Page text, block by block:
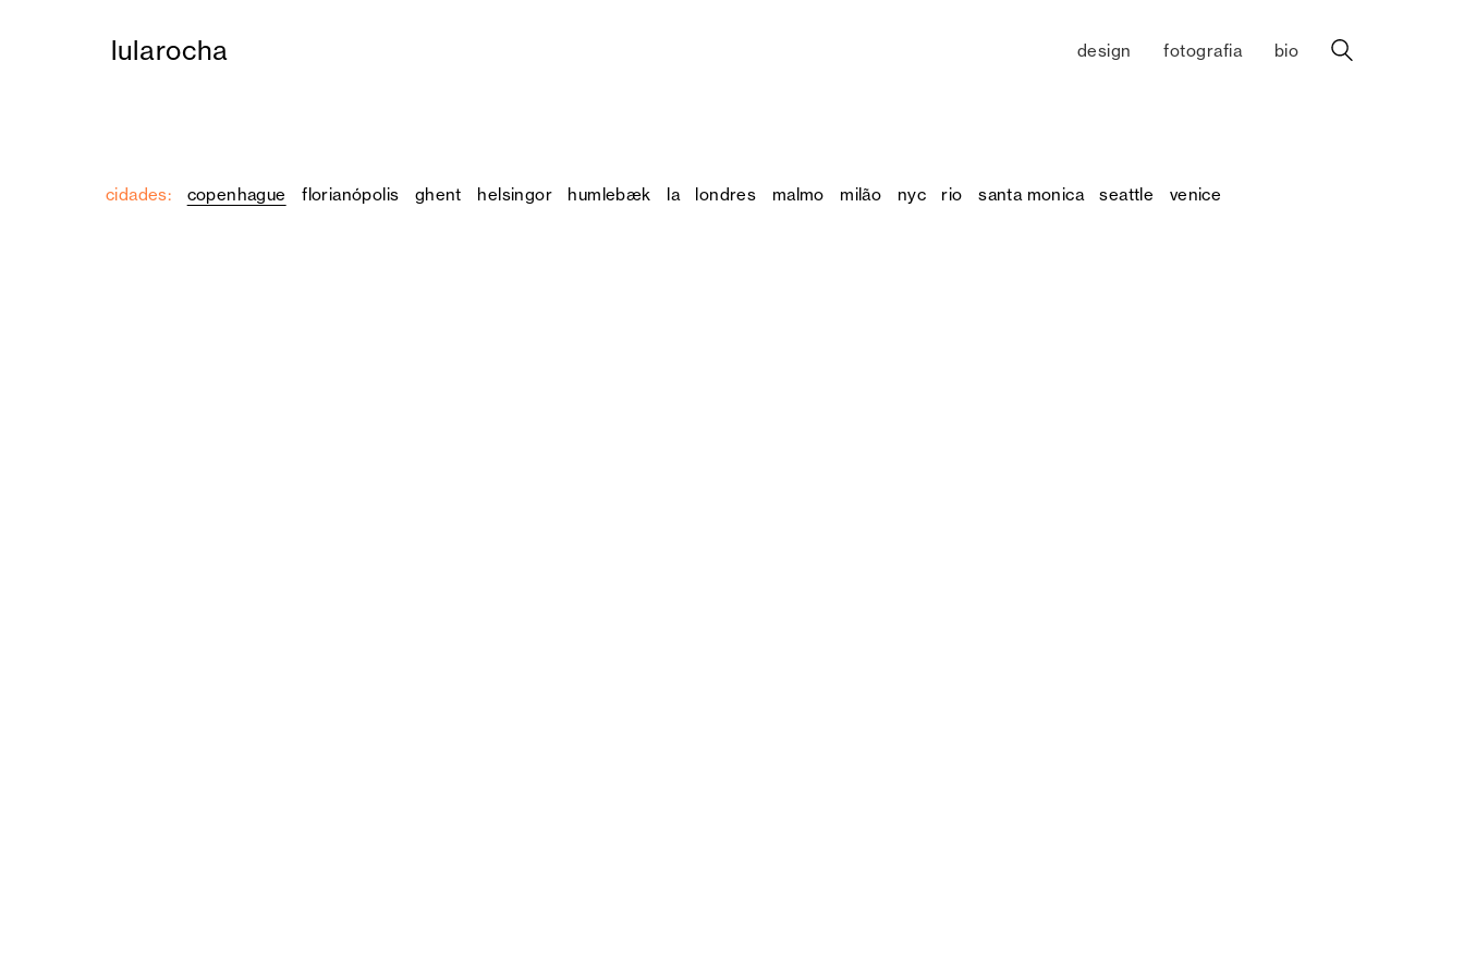
lula rocha design fotografia bio
cidades: copenhague florianópolis ghent helsingor humlebæk la londres malmo milão nyc rio santa monica seattle venice